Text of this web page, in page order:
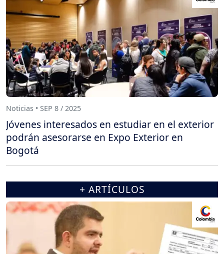
Noticias • SEP 8 / 2025
Jóvenes interesados en estudiar en el exterior
podrán asesorarse en Expo Exterior en
Bogotá
+ ARTÍCULOS